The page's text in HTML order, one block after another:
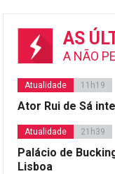
AS
A NÃO
Atualidade 11h19
Ator Rui de Sá
Atualidade 21h39
Palácio de
Lisboa